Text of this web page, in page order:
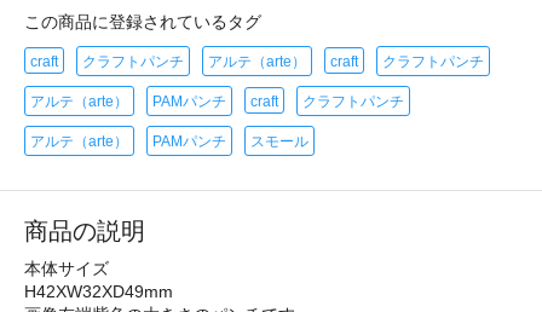
この商品に登録されているタグ
craft クラフトパンチ アルテ（arte） craft クラフトパンチ
アルテ（arte） PAMパンチ craft クラフトパンチ
アルテ（arte） PAMパンチ スモール
商品の説明
本体サイズ
H42XW32XD49mm